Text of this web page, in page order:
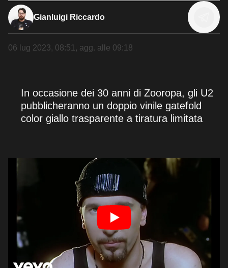
Gianluigi Riccardo
06 lug 2023, 08:51 , agg. alle 09:18
In occasione dei 30 anni di Zooropa, gli U2
pubblicheranno un doppio vinile gatefold
color giallo trasparente a tiratura limitata